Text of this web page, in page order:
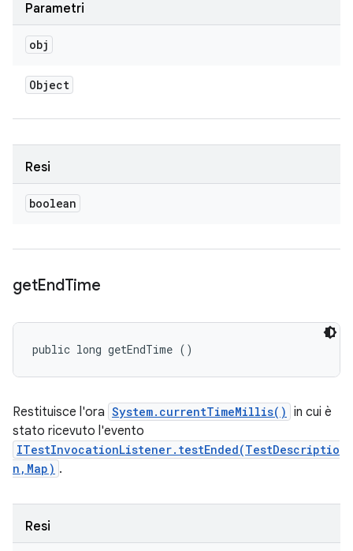
Parametri
obj
Object
Resi
boolean
getEndTime
public long getEndTime ()
Restituisce l'ora System.currentTimeMillis() in cui è
stato ricevuto l'evento
ITestInvocationListener.testEnded(TestDescriptio
n,Map) .
Resi